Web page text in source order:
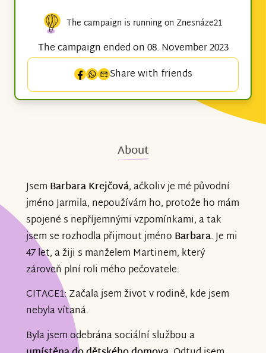
The campaign is running on Znesnáze21
The campaign ended on 08. November 2023
Share with friends
About
Jsem Barbara Krejčová, ačkoliv je mé původní
jménoJarmila, nepoužívám ho, protože ho mám
spojené s nepříjemnými vzpomínkami, a tak
jsem se rozhodla přijmout jméno Barbara. Je mi
47 let, a žiji s manželem Martinem, který
zároveň plní roli mého pečovatele.
CITACE1: Začala jsem život v rodině, kde jsem
nebyla vítaná.
Byla jsem odebrána sociální službou a